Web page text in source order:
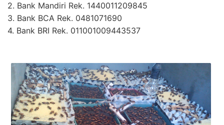
2. Bank Mandiri Rek. 1440011209845
3. Bank BCA Rek. 0481071690
4. Bank BRI Rek. 011001009443537